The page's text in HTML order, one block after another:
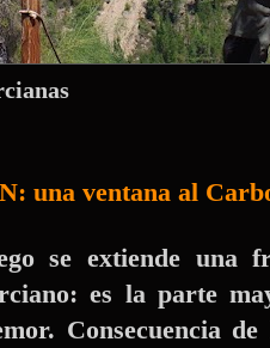
una ventana al
se extiende una
es la parte
Consecuencia